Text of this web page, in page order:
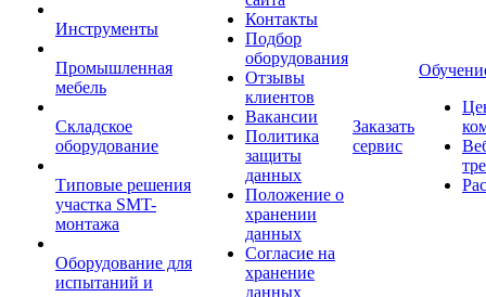
Инструменты
Промышленная
мебель
Складское
оборудование
Типовые решения
участка SMT-
монтажа
Оборудование для
испытаний и
Контакты
Подбор
оборудования
Отзывы
клиентов
Вакансии
Политика
защиты
данных
Положение о
хранении
данных
Согласие на
хранение
данных
Заказать
сервис